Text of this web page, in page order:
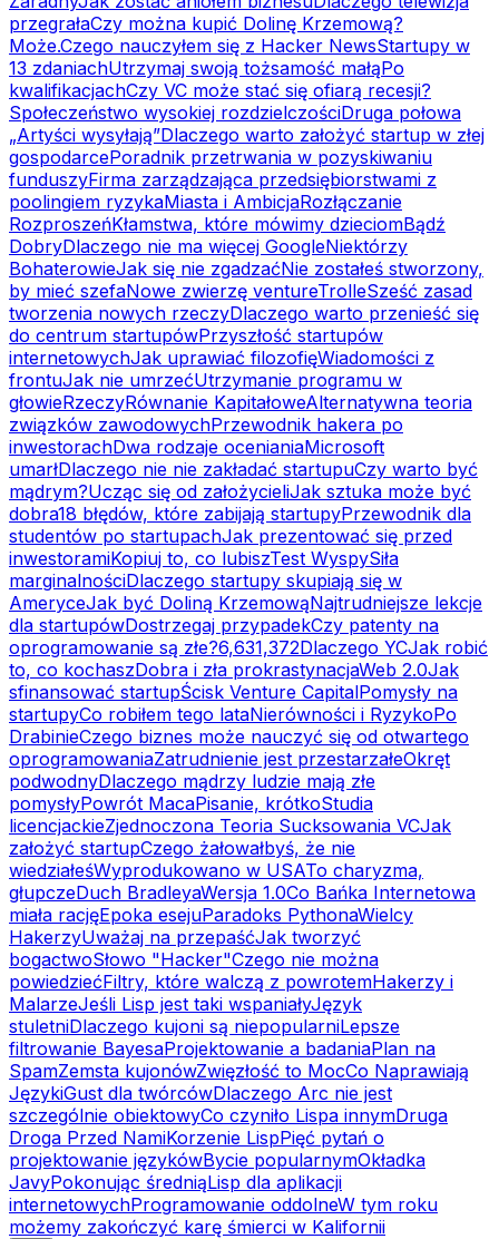
przegrałaCzy można kupić Dolinę Krzemową?
Może.Czego nauczyłem się z Hacker NewsStartupy w
13 zdaniachUtrzymaj swoją tożsamość małąPo
kwalifikacjachCzy VC może stać się ofiarą recesji?
Społeczeństwo wysokiej rozdzielczościDruga połowa
„Artyści wysyłają”Dlaczego warto założyć startup w złej
gospodarcePoradnik przetrwania w pozyskiwaniu
funduszyFirma zarządzająca przedsiębiorstwami z
poolingiem ryzykaMiasta i AmbicjaRozłączanie
RozproszeńKłamstwa, które mówimy dzieciomBądź
DobryDlaczego nie ma więcej GoogleNiektórzy
BohaterowieJak się nie zgadzaćNie zostałeś stworzony,
by mieć szefaNowe zwierzę ventureTrolleSześć zasad
tworzenia nowych rzeczyDlaczego warto przenieść się
do centrum startupówPrzyszłość startupów
internetowychJak uprawiać filozofięWiadomości z
frontuJak nie umrzećUtrzymanie programu w
głowieRzeczyRównanie KapitałoweAlternatywna teoria
związków zawodowychPrzewodnik hakera po
inwestorachDwa rodzaje ocenianiaMicrosoft
umarłDlaczego nie nie zakładać startupuCzy warto być
mądrym?Ucząc się od założycieliJak sztuka może być
dobra18 błędów, które zabijają startupyPrzewodnik dla
studentów po startupachJak prezentować się przed
inwestoramiKopiuj to, co lubiszTest WyspySiła
marginalnościDlaczego startupy skupiają się w
AmeryceJak być Doliną KrzemowąNajtrudniejsze lekcje
dla startupówDostrzegaj przypadekCzy patenty na
oprogramowanie są złe?6,631,372Dlaczego YCJak robić
to, co kochaszDobra i zła prokrastynacjaWeb 2.0Jak
sfinansować startupŚcisk Venture CapitalPomysły na
startupyCo robiłem tego lataNierówności i RyzykoPo
DrabinieCzego biznes może nauczyć się od otwartego
oprogramowaniaZatrudnienie jest przestarzałeOkręt
podwodnyDlaczego mądrzy ludzie mają złe
pomysłyPowrót MacaPisanie, krótkoStudia
licencjackieZjednoczona Teoria Sucksowania VCJak
założyć startupCzego żałowałbyś, że nie
wiedziałeśWyprodukowano w USATo charyzma,
głupczeDuch BradleyaWersja 1.0Co Bańka Internetowa
miała racjęEpoka esejuParadoks PythonaWielcy
HakerzyUważaj na przepaśćJak tworzyć
bogactwoSłowo "Hacker"Czego nie można
powiedziećFiltry, które walczą z powrotemHakerzy i
MalarzeJeśli Lisp jest taki wspaniałyJęzyk
stuletniDlaczego kujoni są niepopularniLepsze
filtrowanie BayesaProjektowanie a badaniaPlan na
SpamZemsta kujonówZwięzłość to MocCo Naprawiają
JęzykiGust dla twórcówDlaczego Arc nie jest
szczególnie obiektowyCo czyniło Lispa innymDruga
Droga Przed NamiKorzenie LispPięć pytań o
projektowanie językówBycie popularnymOkładka
JavyPokonując średniąLisp dla aplikacji
internetowychProgramowanie oddolneW tym roku
możemy zakończyć karę śmierci w Kalifornii